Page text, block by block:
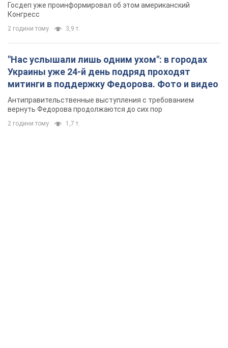
Госдеп уже проинформировал об этом американский
Конгресс
2 години тому 3,9 т.
"Нас услышали лишь одним ухом": в городах
Украины уже 24-й день подряд проходят
митинги в поддержку Федорова. Фото и видео
Антиправительственные выступления с требованием
вернуть Федорова продолжаются до сих пор
2 години тому 1,7 т.